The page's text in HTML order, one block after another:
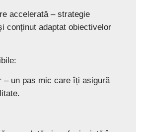
accelerată– strategie
conținut adaptat obiectivelor
– un pas mic care îți asigură